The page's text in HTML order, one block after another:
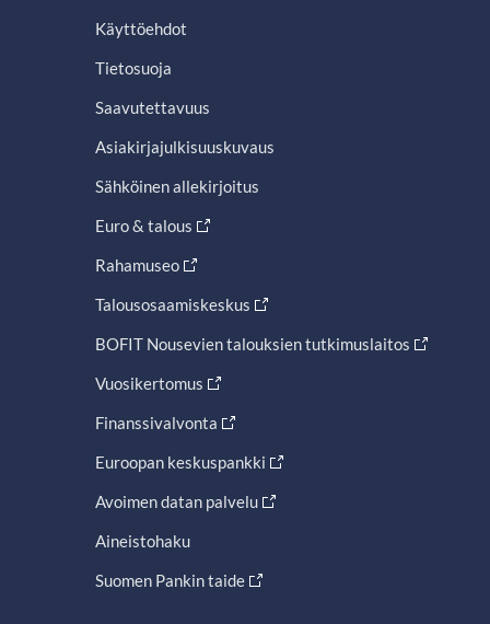
Käyttöehdot
Tietosuoja
Saavutettavuus
Asiakirjajulkisuuskuvaus
Sähköinen allekirjoitus
Euro & talous
Rahamuseo
Talousosaamiskeskus
BOFIT Nousevien talouksien tutkimuslaitos
Vuosikertomus
Finanssivalvonta
Euroopan keskuspankki
Avoimen datan palvelu
Aineistohaku
Suomen Pankin taide